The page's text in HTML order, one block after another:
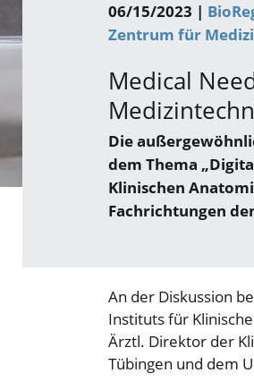
06/15/2023 |
Zentrum für
Medical
Die
dem Thema
Klinischen
Fachrichtungen
An der Diskussion
Instituts für
Ärztl. Direktor der
Tübingen und dem